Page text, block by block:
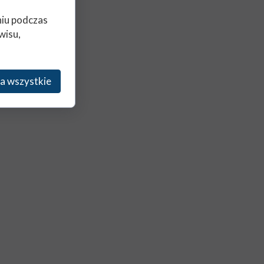
podczas
wszystkie